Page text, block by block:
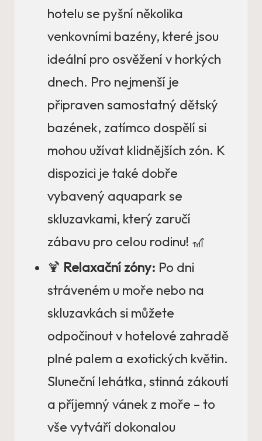
hotelu se pyšní několika
venkovními bazény, které jsou
ideální pro osvěžení v horkých
dnech. Pro nejmenší je
připraven samostatný dětský
bazének, zatímco dospělí si
mohou užívat klidnějších zón. K
dispozici je také dobře
vybavený aquapark se
skluzavkami, který zaručí
zábavu pro celou rodinu! 🎢
🍹 Relaxační zóny: Po dni
stráveném u moře nebo na
skluzavkách si můžete
odpočinout v hotelové zahradě
plné palem a exotických květin.
Sluneční lehátka, stinná zákoutí
a příjemný vánek z moře – to
vše vytváří dokonalou